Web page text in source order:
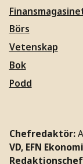
Börs
Vetenskap
Bok
Podd
Chefredaktör:
VD, EFN